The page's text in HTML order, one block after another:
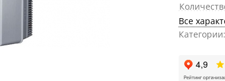
Все
Категории: